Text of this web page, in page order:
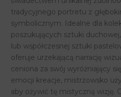
tradycyjnego portretu z
symbolicznym. Idealne dla
poszukujących sztuki
lub współczesnej sztuki
oferuje urzekającą narrację
ceniona za swój wyróżniający
emocji kreacje, mistrzowsko
aby ożywić tę mistyczną wizję.
70
cm,
2021